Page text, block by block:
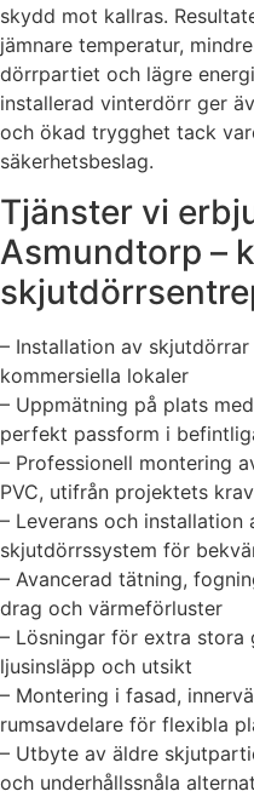
skydd mot kallras.
jämnare temperatur,
dörrpartiet och lägre
installerad vinterdörr ger
och ökad trygghet tack
säkerhetsbeslag.
Tjänster vi
Asmundtorp –
– Installation av
kommersiella lokaler
– Uppmätning på plats
perfekt passform i
– Professionell montering
PVC, utifrån projektets krav
– Leverans och installation
skjutdörrssystem för
– Avancerad tätning,
drag och värmeförluster
– Lösningar för extra stora
ljusinsläpp och utsikt
– Montering i fasad,
rumsavdelare för flexibla
– Utbyte av äldre
och underhållssnåla